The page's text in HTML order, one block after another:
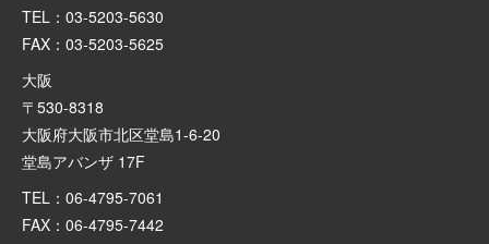
TEL：03-5203-5630
FAX：03-5203-5625
大阪
〒530-8318
大阪府大阪市北区堂島1-6-20
堂島アバンザ 17F
TEL：06-4795-7061
FAX：06-4795-7442